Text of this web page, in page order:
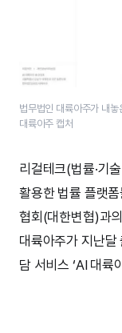
법무법인 대륙아주가 내
대륙아주 캡처
리걸테크(법률·기
활용한 법률 플랫
협회(대한변협)과
대륙아주가 지난
담 서비스 ‘AI 대륙